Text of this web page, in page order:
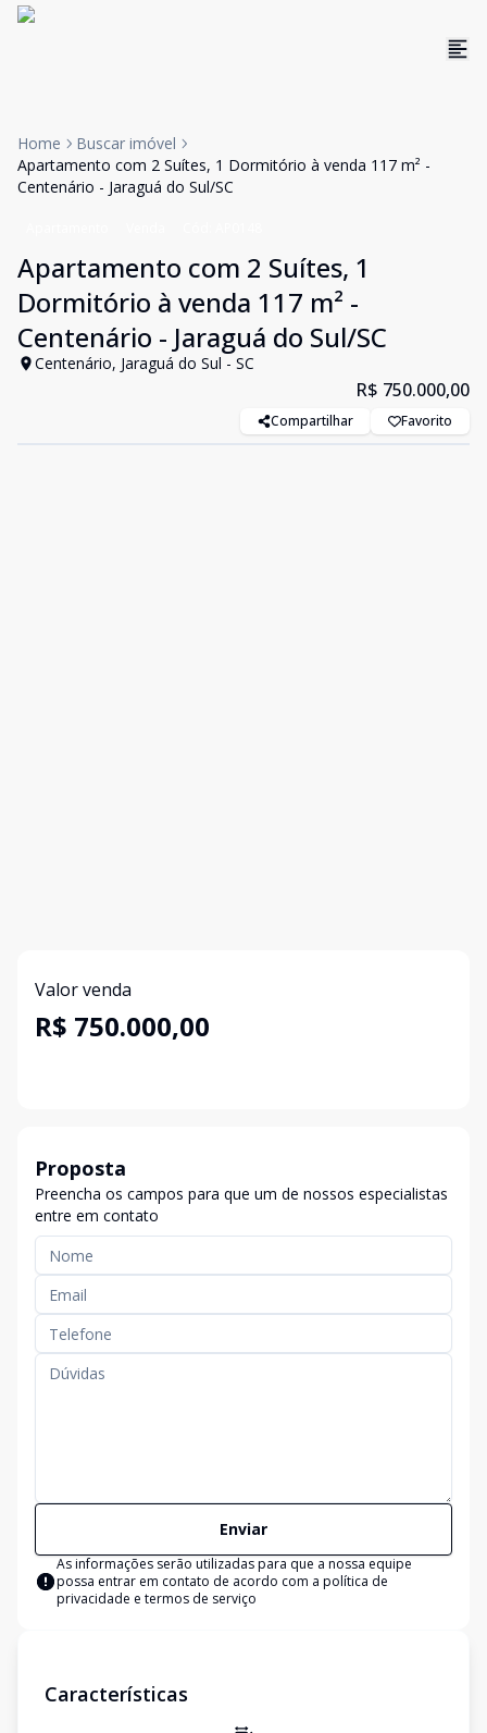
Home
Buscar imóvel
Apartamento com 2 Suítes, 1 Dormitório à venda 117 m² -
Centenário - Jaraguá do Sul/SC
Apartamento com 2 Suítes, 1
Dormitório à venda 117 m² -
Centenário - Jaraguá do Sul/SC
Centenário, Jaraguá do Sul - SC
R$ 750.000,00
Compartilhar Favorito
Valor venda
R$ 750.000,00
Proposta
Preencha os campos para que um de nossos especialistas
entre em contato
Enviar
As informações serão utilizadas para que a nossa equipe
possa entrar em contato de acordo com a política de
privacidade e termos de serviço
Características